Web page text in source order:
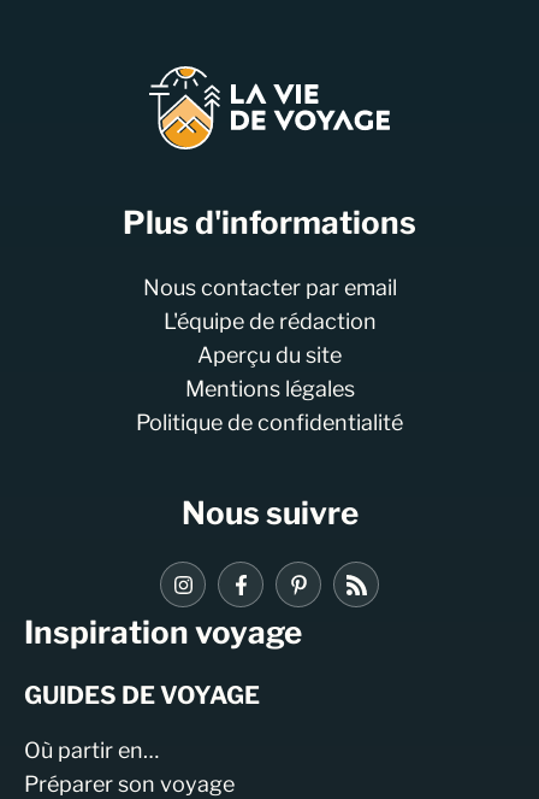
Plus d'informations
Nous contacter par email
L'équipe de rédaction
Aperçu du site
Mentions légales
Politique de confidentialité
Nous suivre
Inspiration voyage
GUIDES DE VOYAGE
Où partir en…
Préparer son voyage